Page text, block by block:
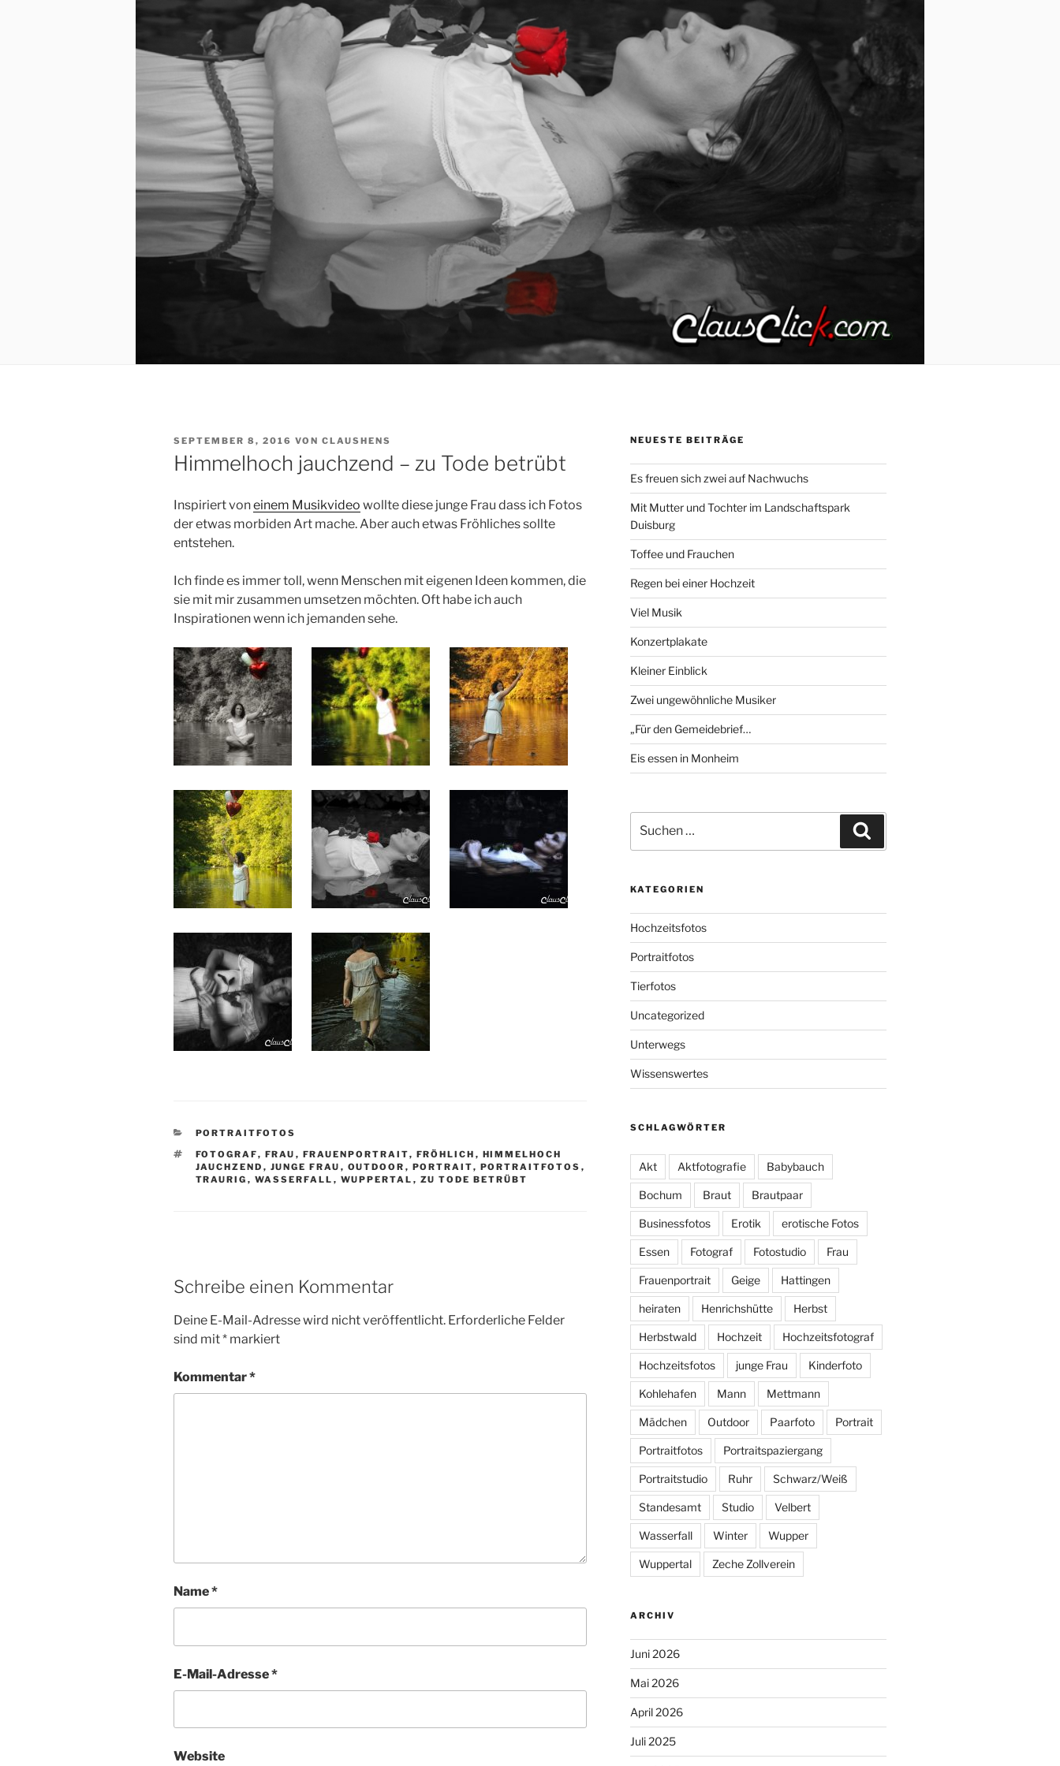
VERÖFFENTLICHT
AM
SEPTEMBER 8, 2016 VON CLAUSHENS
Himmelhoch jauchzend – zu Tode betrübt
Inspiriert voneinem Musikvideo wollte diese junge Frau dass ich Fotos
der etwas morbiden Art mache. Aber auch etwas Fröhliches sollte
entstehen.
Ich finde es immer toll, wenn Menschen mit eigenen Ideen kommen, die
sie mit mir zusammen umsetzen möchten. Oft habe ich auch
Inspirationen wenn ich jemanden sehe.
KATEGORIEN
PORTRAITFOTOS
SCHLAGWÖRTER
FOTOGRAF, FRAU , FRAUENPORTRAIT, FRÖHLICH , HIMMELHOCH
JAUCHZEND , JUNGE FRAU , OUTDOOR , PORTRAIT, PORTRAITFOTOS ,
TRAURIG , WASSERFALL , WUPPERTAL , ZU TODE BETRÜBT
Schreibe einen Kommentar
Deine E-Mail-Adresse wird nicht veröffentlicht. Erforderliche Felder
sind mit* markiert
Kommentar*
Name*
E-Mail-Adresse*
Website
NEUESTE BEITRÄGE
Es freuen sich zwei auf Nachwuchs
Mit Mutter und Tochter im Landschaftspark
Duisburg
Toffee und Frauchen
Regen bei einer Hochzeit
Viel Musik
Konzertplakate
Kleiner Einblick
Zwei ungewöhnliche Musiker
„Für den Gemeidebrief…
Eis essen in Monheim
nach:
KATEGORIEN
Hochzeitsfotos
Portraitfotos
Tierfotos
Uncategorized
Unterwegs
Wissenswertes
SCHLAGWÖRTER
Akt Aktfotografie Babybauch
Bochum Braut Brautpaar
Businessfotos Erotik erotische Fotos
Essen Fotograf Fotostudio Frau
Frauenportrait Geige Hattingen
heiraten Henrichshütte Herbst
Herbstwald Hochzeit Hochzeitsfotograf
Hochzeitsfotos junge Frau Kinderfoto
Kohlehafen Mann Mettmann
Mädchen Outdoor Paarfoto Portrait
Portraitfotos Portraitspaziergang
Portraitstudio Ruhr Schwarz/Weiß
Standesamt Studio Velbert
Wasserfall Winter Wupper
Wuppertal Zeche Zollverein
ARCHIV
Juni 2026
Mai 2026
April 2026
Juli 2025